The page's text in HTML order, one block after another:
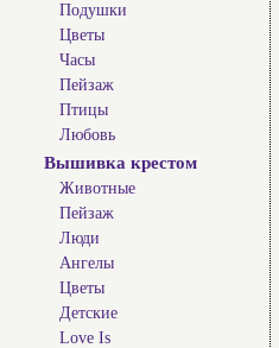
Подушки
Цветы
Часы
Пейзаж
Птицы
Любовь
Вышивка крестом
Животные
Пейзаж
Люди
Ангелы
Цветы
Детские
Love Is